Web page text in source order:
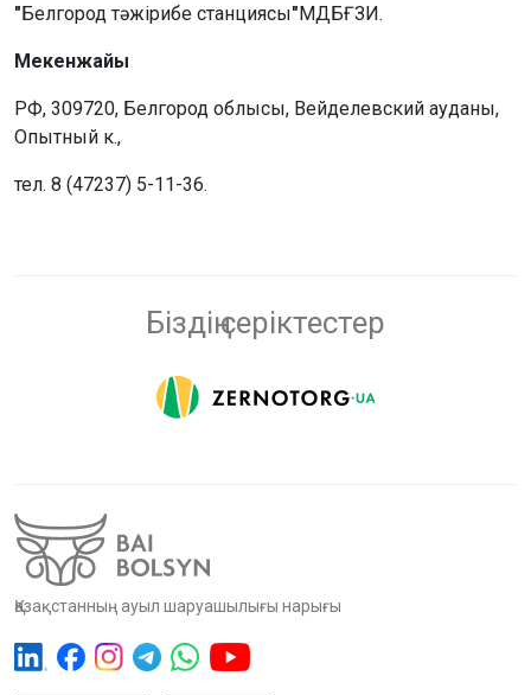
"Белгород тәжірибе станциясы"МДБҒЗИ.
Мекенжайы
РФ, 309720, Белгород облысы, Вейделевский ауданы,
Опытный к.,
тел. 8 (47237) 5-11-36.
Біздің серіктестер
Қазақстанның ауыл шаруашылығы нарығы